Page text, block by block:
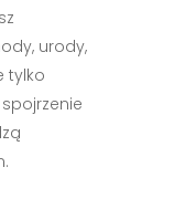
urody,
tylko